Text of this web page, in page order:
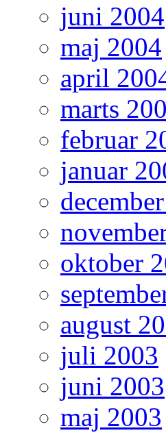
juni 2004
maj 2004
april
marts
februar
januar
oktober
august
juli 2003
juni 2003
maj 2003